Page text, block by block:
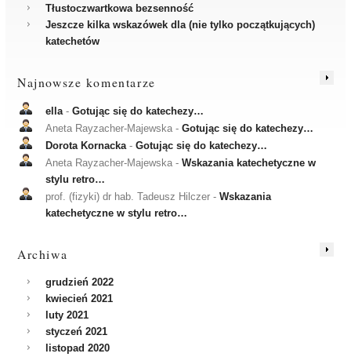
Tłustoczwartkowa bezsenność
Jeszcze kilka wskazówek dla (nie tylko początkujących)
katechetów
Najnowsze komentarze
ella-Gotując się do katechezy…
Aneta Rayzacher-Majewska -Gotując się do katechezy…
Dorota Kornacka-Gotując się do katechezy…
Aneta Rayzacher-Majewska -Wskazania katechetyczne w
stylu retro…
prof. (fizyki) dr hab. Tadeusz Hilczer -Wskazania
katechetyczne w stylu retro…
Archiwa
grudzień 2022
kwiecień 2021
luty 2021
styczeń 2021
listopad 2020